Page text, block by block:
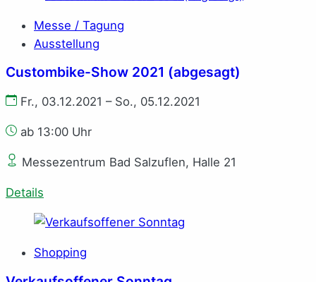
Messe / Tagung
Ausstellung
Custombike-Show 2021 (abgesagt)
Fr., 03.12.2021 – So., 05.12.2021
ab 13:00 Uhr
Messezentrum Bad Salzuflen, Halle 21
Details
Shopping